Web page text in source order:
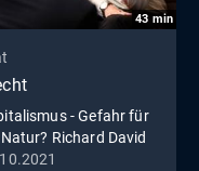
43 min
- Gefahr für
Richard David
im Gespräch mit